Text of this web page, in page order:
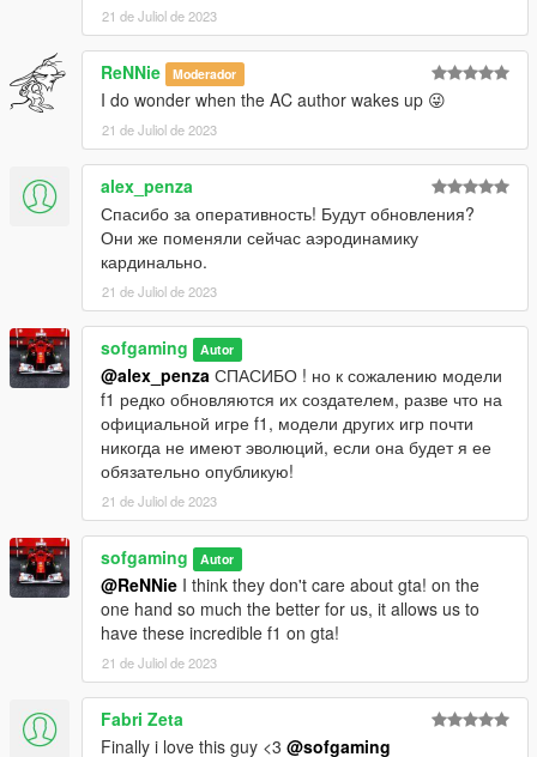
21 de Juliol de 2023
ReNNie Moderador
I do wonder when the AC author wakes up 😜
21 de Juliol de 2023
alex_penza
Спасибо за оперативность! Будут обновления?
Они же поменяли сейчас аэродинамику
кардинально.
21 de Juliol de 2023
sofgaming Autor
@alex_penza СПАСИБО ! но к сожалению модели
f1 редко обновляются их создателем, разве что на
официальной игре f1, модели других игр почти
никогда не имеют эволюций, если она будет я ее
обязательно опубликую!
21 de Juliol de 2023
sofgaming Autor
@ReNNie I think they don't care about gta! on the
one hand so much the better for us, it allows us to
have these incredible f1 on gta!
21 de Juliol de 2023
Fabri Zeta
Finally i love this guy <3 @sofgaming